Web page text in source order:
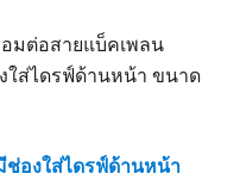
มต่อสายแบ็คเพลน
ใส่ไดรฟ์ด้านหน้า ขนาด
ช่องใส่ไดรฟ์ด้านหน้า